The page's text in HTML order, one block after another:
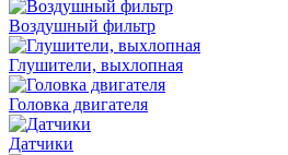
Воздушный фильтр
Глушители, выхлопная
Головка двигателя
Датчики